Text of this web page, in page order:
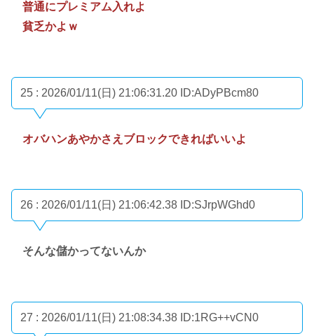
普通にプレミアム入れよ
貧乏かよｗ
25 : 2026/01/11(日) 21:06:31.20 ID:ADyPBcm80
オバハンあやかさえブロックできればいいよ
26 : 2026/01/11(日) 21:06:42.38 ID:SJrpWGhd0
そんな儲かってないんか
27 : 2026/01/11(日) 21:08:34.38 ID:1RG++vCN0